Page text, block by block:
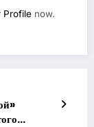
Profile now.